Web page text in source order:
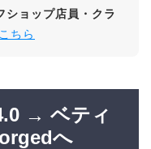
ショップ店員・クラ
ちら
→ ベティ
へ